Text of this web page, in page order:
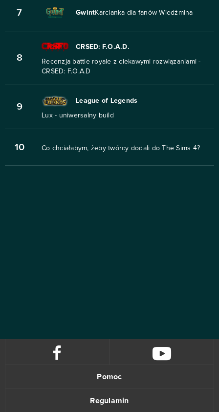
7 GwintKarcianka dla fanów Wiedźmina
8
CRSED: F.O.A.D.
Recenzja battle royale z ciekawymi rozwiązaniami -
CRSED: F.O.A.D
9
League of Legends
Lux - uniwersalny build
10 Co chciałabym, żeby twórcy dodali do The Sims 4?
Pomoc
Regulamin